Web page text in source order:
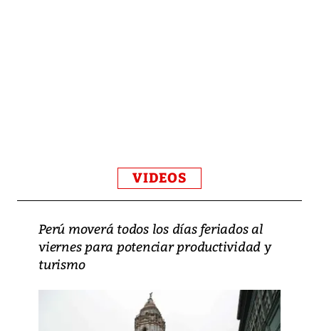
VIDEOS
Perú moverá todos los días feriados al
viernes para potenciar productividad y
turismo